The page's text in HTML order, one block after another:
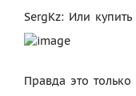
SergKz: Или
Правда это